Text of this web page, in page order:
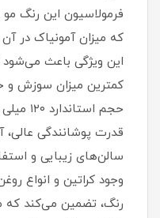
فرمولاسیون این رنگ
که میزان آمونیاک در
این ویژگی باعث می‌شود
کمترین میزان سوزش
حجم
قدرت پوشانندگی عالی،
سالن‌های زیبایی و
وجود کراتین و انواع
رنگ، تضمین می‌کند که